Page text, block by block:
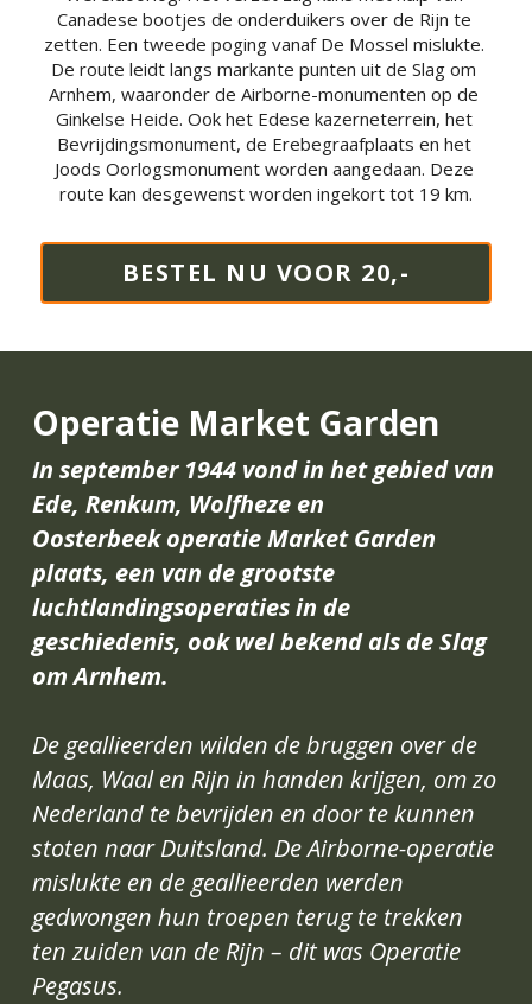
Canadese bootjes de onderduikers over de Rijn te
zetten. Een tweede poging vanaf De Mossel mislukte.
De route leidt langs markante punten uit de Slag om
Arnhem, waaronder de Airborne-monumenten op de
Ginkelse Heide. Ook het Edese kazerneterrein, het
Bevrijdingsmonument, de Erebegraafplaats en het
Joods Oorlogsmonument worden aangedaan. Deze
route kan desgewenst worden ingekort tot 19 km.
BESTEL NU VOOR 20,-
Operatie Market Garden
In september 1944 vond in het gebied van
Ede, Renkum, Wolfheze en
Oosterbeek operatie Market Garden
plaats, een van de grootste
luchtlandingsoperaties in de
geschiedenis, ook wel bekend als de Slag
om Arnhem.
De geallieerden wilden de bruggen over de
Maas, Waal en Rijn in handen krijgen, om zo
Nederland te bevrijden en door te kunnen
stoten naar Duitsland. De Airborne-operatie
mislukte en de geallieerden werden
gedwongen hun troepen terug te trekken
ten zuiden van de Rijn – dit was Operatie
Pegasus.